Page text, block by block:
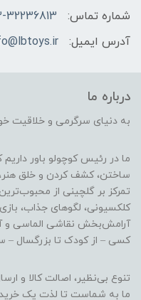
شماره تماس:
023-32236813 و
آدرس ایمیل:
درباره ما
به دنیای سرگرمی و خلاقیت
ما در رئیس کوچولو باور
ساختن، کشف کردن و خلق
تمرکز بر گلچینی از
کلکسیونی، لگوهای جذاب،
آرامش‌بخش نقاشی الماسی و
کسی – از کودک تا بزرگسال –
تنوع بی‌نظیر، اصالت کالا و
ما به شماست تا لذت یک خرید